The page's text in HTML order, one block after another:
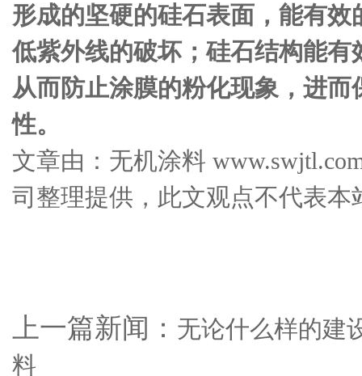
形成的坚硬的硅石表面，能有
低紫外线的破坏；硅石结构能
从而防止涂膜的粉化现象，进
性。
文章由：无机涂料
司整理提供，此文观点不代表本
上一篇新闻： 无论什么样的建
料